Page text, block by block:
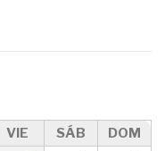
VIE SÁB
DOM